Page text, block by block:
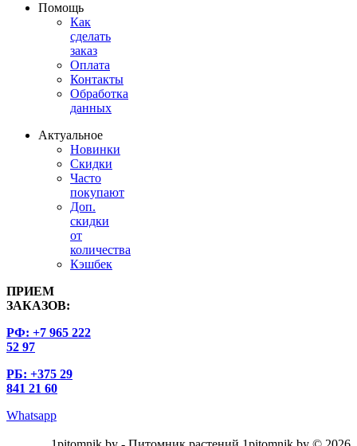
Помощь
Как
сделать
заказ
Оплата
Контакты
Обработка
данных
Актуальное
Новинки
Скидки
Часто
покупают
Доп.
скидки
от
количества
Кэшбек
ПРИЕМ
ЗАКАЗОВ:
РФ: +7 965 222
52 97
РБ: +375 29
841 21 60
Whatsapp